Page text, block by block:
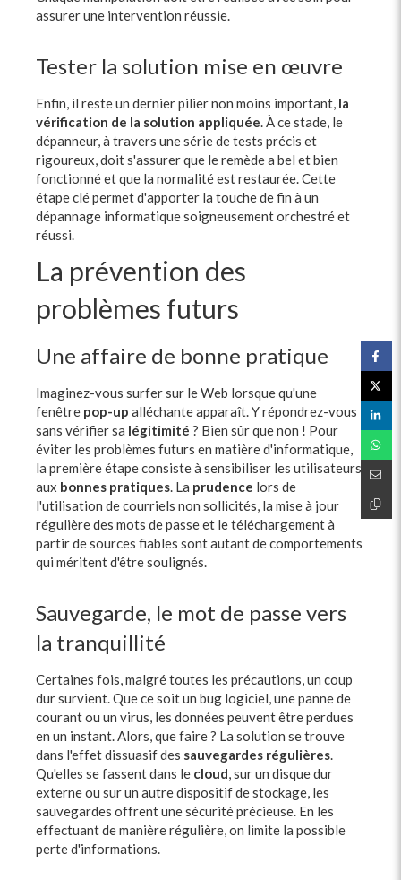
assurer une intervention réussie.
Tester la solution mise en œuvre
Enfin, il reste un dernier pilier non moins important, la
vérification de la solution appliquée. À ce stade, le
dépanneur, à travers une série de tests précis et
rigoureux, doit s'assurer que le remède a bel et bien
fonctionné et que la normalité est restaurée. Cette
étape clé permet d'apporter la touche de fin à un
dépannage informatique soigneusement orchestré et
réussi.
La prévention des
problèmes futurs
Une affaire de bonne pratique
Imaginez-vous surfer sur le Web lorsque qu'une
fenêtre pop-up alléchante apparaît. Y répondrez-vous
sans vérifier sa légitimité ? Bien sûr que non ! Pour
éviter les problèmes futurs en matière d'informatique,
la première étape consiste à sensibiliser les utilisateurs
aux bonnes pratiques. La prudence lors de
l'utilisation de courriels non sollicités, la mise à jour
régulière des mots de passe et le téléchargement à
partir de sources fiables sont autant de comportements
qui méritent d'être soulignés.
Sauvegarde, le mot de passe vers
la tranquillité
Certaines fois, malgré toutes les précautions, un coup
dur survient. Que ce soit un bug logiciel, une panne de
courant ou un virus, les données peuvent être perdues
en un instant. Alors, que faire ? La solution se trouve
dans l'effet dissuasif des sauvegardes régulières.
Qu'elles se fassent dans le cloud, sur un disque dur
externe ou sur un autre dispositif de stockage, les
sauvegardes offrent une sécurité précieuse. En les
effectuant de manière régulière, on limite la possible
perte d'informations.